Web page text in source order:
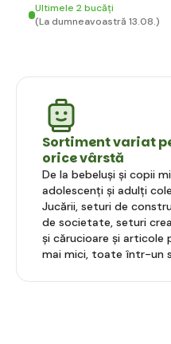
Ultimele 2 bucăți
(La dumneavoastră 13.08.)
Sortiment variat
orice vârstă
De la bebeluși și copii
adolescenți și adulți
Jucării, seturi de
de societate, seturi
și cărucioare și articole
mai mici, toate într-un